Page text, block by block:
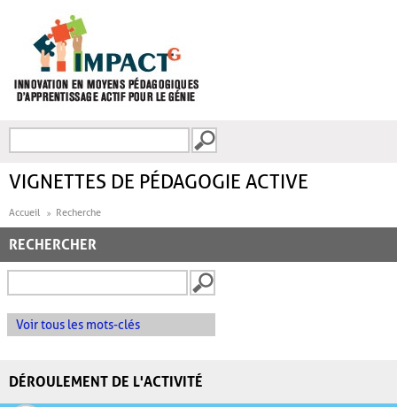
FORMULAIRE DE
VIGNETTES DE PÉDAGOGIE ACTIVE
Accueil Recherche
RECHERCHER
Voir tous les mots-clés
DÉROULEMENT DE L'ACTIVITÉ